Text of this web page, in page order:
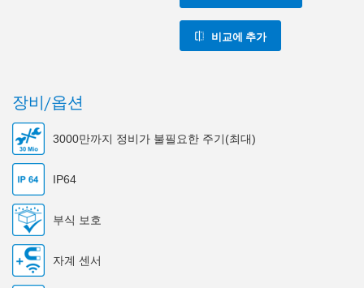
비교에 추가
장비/옵션
3000만까지 정비가 불필요한 주기(최대)
IP64
부식 보호
자계 센서